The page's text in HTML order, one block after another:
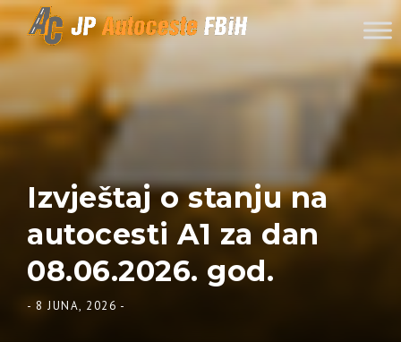
Skip to content
Izvještaj o stanju na
autocesti A1 za dan
08.06.2026. god.
- 8 JUNA, 2026 -